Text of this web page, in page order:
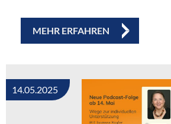
MEHR ERFAHREN
14.05.2025